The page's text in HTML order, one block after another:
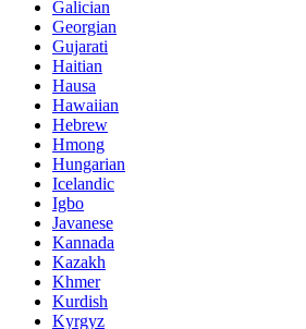
Galician
Georgian
Gujarati
Haitian
Hausa
Hawaiian
Hebrew
Hmong
Hungarian
Icelandic
Igbo
Javanese
Kannada
Kazakh
Khmer
Kurdish
Kyrgyz